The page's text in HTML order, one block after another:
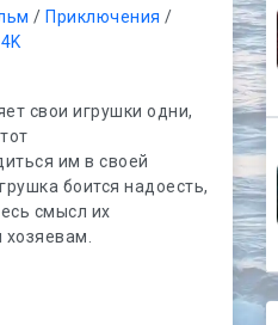
/Приключения /
4K
свои игрушки одни,
им в своей
боится надоесть,
смысл их